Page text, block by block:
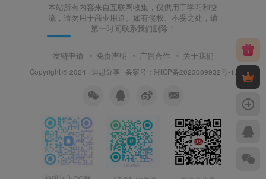
本站所有内容来自互联网收集，仅供用于学习和交
流，请勿用于商业用途。如有侵权、不妥之处，请
第一时间联系我们删除！
友链申请 免责声明 广告合作 关于我们
Copyright © 2024 · 迪思分享 · 备案号： 湘ICP备2023009932号-1